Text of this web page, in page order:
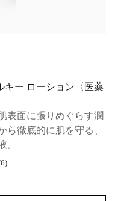
キー ローション〈医薬
表面に張りめぐらす潤
ら徹底的に肌を守る、
。
6)